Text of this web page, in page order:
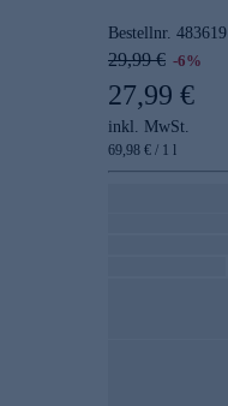
Bestellnr. 483619
29,99 € -6%
27,99 €
inkl. MwSt.
69,98 € / 1 l